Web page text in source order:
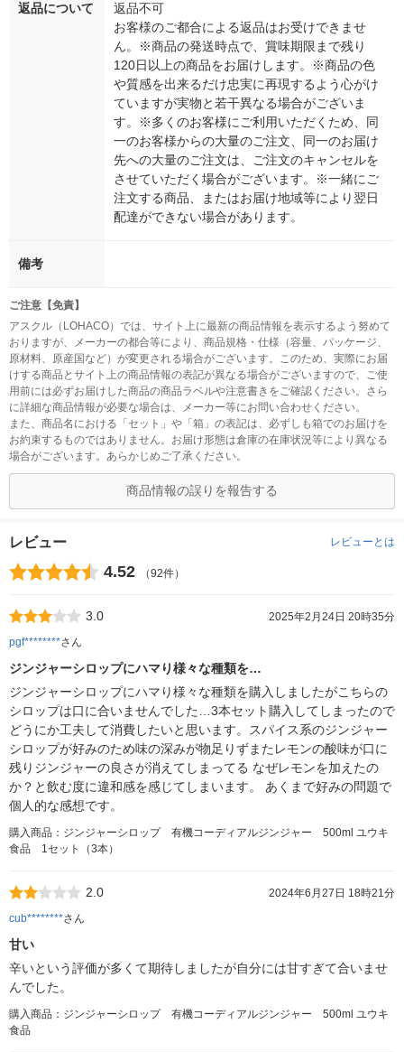
返品について
返品不可
お客様のご都合による返品はお受けできませ
ん。※商品の発送時点で、賞味期限まで残り
120日以上の商品をお届けします。※商品の色
や質感を出来るだけ忠実に再現するよう心がけ
ていますが実物と若干異なる場合がございま
す。※多くのお客様にご利用いただくため、同
一のお客様からの大量のご注文、同一のお届け
先への大量のご注文は、ご注文のキャンセルを
させていただく場合がございます。※一緒にご
注文する商品、またはお届け地域等により翌日
配達ができない場合があります。
備考
ご注意【免責】
アスクル（LOHACO）では、サイト上に最新の商品情報を表示するよう努めて
おりますが、メーカーの都合等により、商品規格・仕様（容量、パッケージ、
原材料、原産国など）が変更される場合がございます。このため、実際にお届
けする商品とサイト上の商品情報の表記が異なる場合がございますので、ご使
用前には必ずお届けした商品の商品ラベルや注意書きをご確認ください。さら
に詳細な商品情報が必要な場合は、メーカー等にお問い合わせください。
また、商品名における「セット」や「箱」の表記は、必ずしも箱でのお届けを
お約束するものではありません。お届け形態は倉庫の在庫状況等により異なる
場合がございます。あらかじめご了承ください。
商品情報の誤りを報告する
レビュー レビューとは
4.52 （92件）
3.0
2025年2月24日 20時35分
pgf********さん
ジンジャーシロップにハマり様々な種類を…
ジンジャーシロップにハマり様々な種類を購入しましたがこちらの
シロップは口に合いませんでした…3本セット購入してしまったので
どうにか工夫して消費したいと思います。スパイス系のジンジャー
シロップが好みのため味の深みが物足りずまたレモンの酸味が口に
残りジンジャーの良さが消えてしまってる なぜレモンを加えたの
か？と飲む度に違和感を感じてしまいます。 あくまで好みの問題で
個人的な感想です。
購入商品：ジンジャーシロップ 有機コーディアルジンジャー 500ml ユウキ
食品 1セット（3本）
2.0
2024年6月27日 18時21分
cub********さん
甘い
辛いという評価が多くて期待しましたが自分には甘すぎて合いませ
んでした。
購入商品：ジンジャーシロップ 有機コーディアルジンジャー 500ml ユウキ
食品